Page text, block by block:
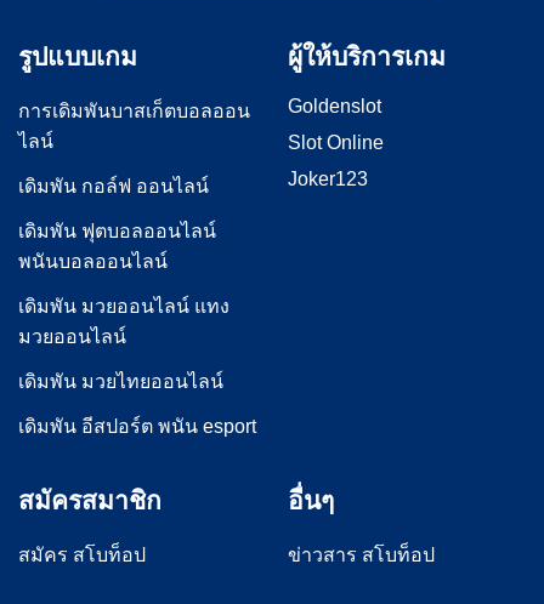
รูปแบบเกม
การเดิมพันบาสเก็ตบอลออน
ไลน์
เดิมพัน กอล์ฟ ออนไลน์
เดิมพัน ฟุตบอลออนไลน์
พนันบอลออนไลน์
เดิมพัน มวยออนไลน์ แทง
มวยออนไลน์
เดิมพัน มวยไทยออนไลน์
เดิมพัน อีสปอร์ต พนัน esport
ผู้ให้บริการเกม
Goldenslot
Slot Online
Joker123
สมัครสมาชิก
สมัคร สโบท็อป
อื่นๆ
ข่าวสาร สโบท็อป